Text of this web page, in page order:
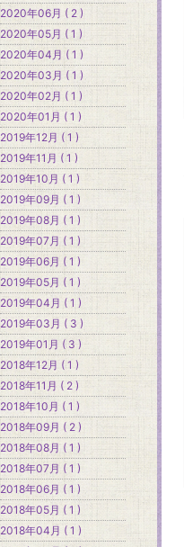
2020年06月 ( 2 )
2020年05月 ( 1 )
2020年04月 ( 1 )
2020年03月 ( 1 )
2020年02月 ( 1 )
2020年01月 ( 1 )
2019年12月 ( 1 )
2019年11月 ( 1 )
2019年10月 ( 1 )
2019年09月 ( 1 )
2019年08月 ( 1 )
2019年07月 ( 1 )
2019年06月 ( 1 )
2019年05月 ( 1 )
2019年04月 ( 1 )
2019年03月 ( 3 )
2019年01月 ( 3 )
2018年12月 ( 1 )
2018年11月 ( 2 )
2018年10月 ( 1 )
2018年09月 ( 2 )
2018年08月 ( 1 )
2018年07月 ( 1 )
2018年06月 ( 1 )
2018年05月 ( 1 )
2018年04月 ( 1 )